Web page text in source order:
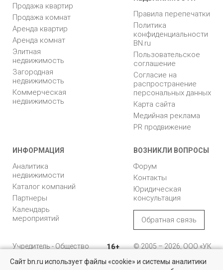
Продажа квартир
Продажа комнат
Аренда квартир
Аренда комнат
Элитная
недвижимость
Загородная
недвижимость
Коммерческая
недвижимость
Правила перепечатки
Политика
конфиденциальности
BN.ru
Пользовательское
соглашение
Согласие на
распространение
персональных данных
Карта сайта
Медийная реклама
PR продвижение
ИНФОРМАЦИЯ
Аналитика
недвижимости
Каталог компаний
Партнеры
Календарь
мероприятий
ВОЗНИКЛИ ВОПРОСЫ
Форум
Контакты
Юридическая
консультация
Обратная связь
Учредитель - Общество
ответственностью
16+
© 2005 – 2026, ООО «УК
Сайт bn.ru использует файлы «cookie» и системы аналитики